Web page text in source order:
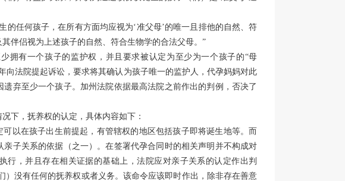
的任何孩子，在所有方面均应视为‘准父母’的唯一且排他的自然、符
伴侣视为上述孩子的自然、符合生物学的合法父母。”
拥有一个孩子的监护权，并且要求被认定为至少为一个孩子的“母
向法院提起诉讼，要求将其确认为孩子唯一的监护人，代孕妈妈对此
弃至少一个孩子。加州法院依据最高法院之前作出的判例，否决了
下，抚养权的认定，具体内容如下：
以在孩子出生前提起，有管辖权的地区包括孩子即将诞生地等。而
子关系的依据（之一）。在签署代孕合同时的相关声明并不构成对
行，并且存在相关证据的基础上，法院应对亲子关系的认定作出判
）没有任何的抚养权或者义务。该命令应该即时作出，除非存在善意